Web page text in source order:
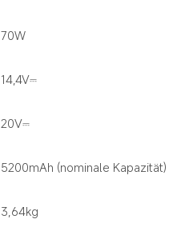
70W
14,4V⎓
20V⎓
5200mAh (nominale Kapazität)
3,64kg